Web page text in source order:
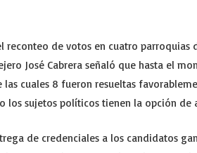
reconteo de votos en cuatro parroquias
José Cabrera señaló que hasta el
cuales 8 fueron resueltas
los sujetos políticos tienen la opción de
de credenciales a los candidatos